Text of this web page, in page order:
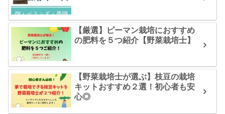
【厳選】ピーマン栽培におすすめ
の肥料を５つ紹介【野菜栽培士】
【野菜栽培士が選ぶ】枝豆の栽培
キットおすすめ２選！初心者も安
心◎